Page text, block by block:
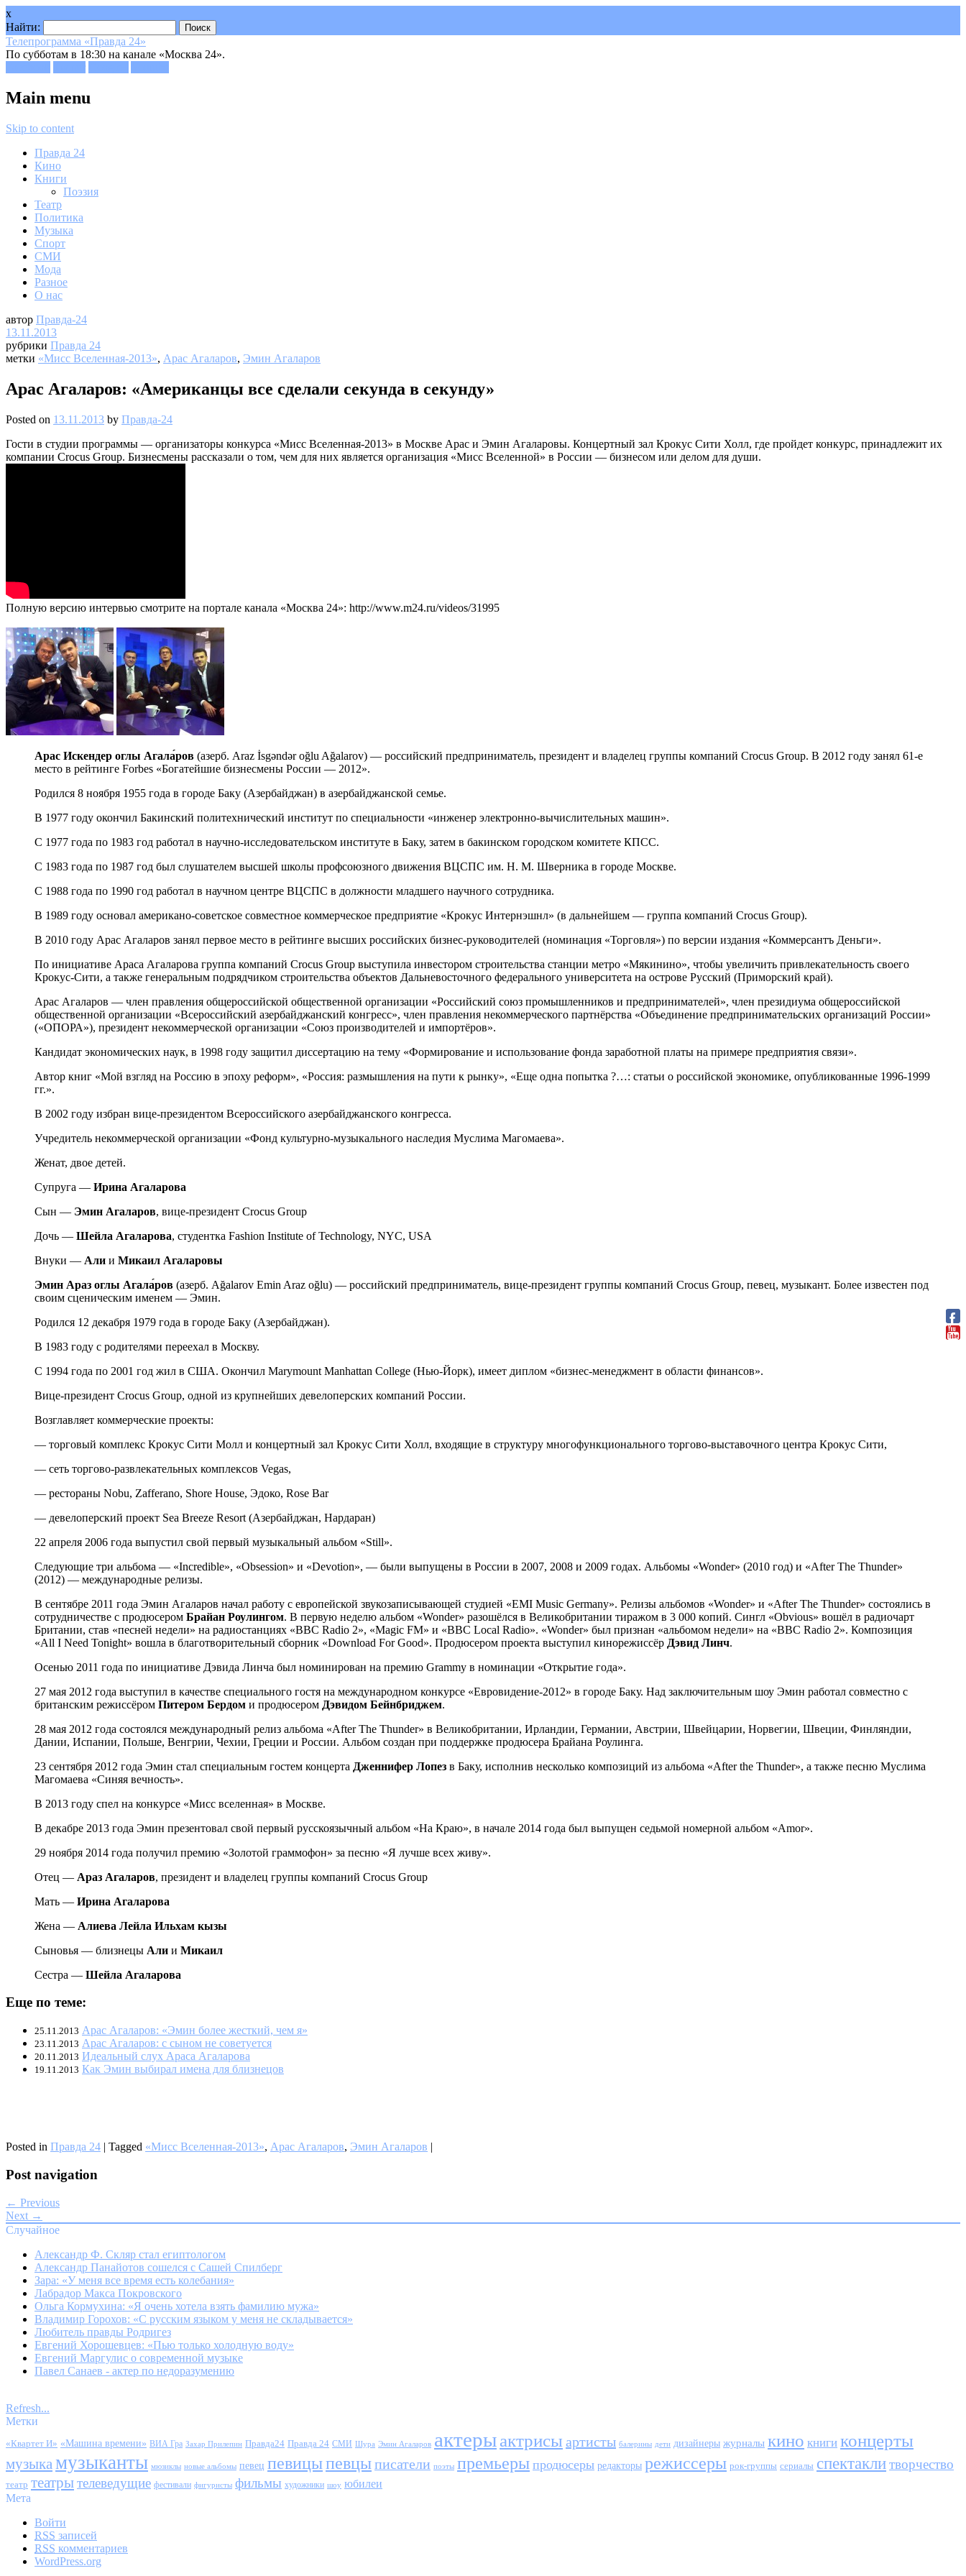
x
Найти:
Телепрограмма «Правда 24»
По субботам в 18:30 на канале «Москва 24».
Main menu
Skip to content
Правда 24
Кино
Книги
Поэзия
Театр
Политика
Музыка
Спорт
СМИ
Мода
Разное
О нас
автор Правда-24
13.11.2013
рубрики Правда 24
метки «Мисс Вселенная-2013», Арас Агаларов, Эмин Агаларов
Арас Агаларов: «Американцы все сделали секунда в секунду»
Posted on 13.11.2013 by Правда-24
Гости в студии программы — организаторы конкурса «Мисс Вселенная-2013» в Москве Арас и Эмин Агаларовы. Концертный зал Крокус Сити Холл, где пройдет конкурс, принадлежит их
компании Crocus Group. Бизнесмены рассказали о том, чем для них является организация «Мисс Вселенной» в России — бизнесом или делом для души.
Полную версию интервью смотрите на портале канала «Москва 24»: http://www.m24.ru/videos/31995
Арас Искендер оглы Агала́ров (азерб. Araz İsgəndər oğlu Ağalarov) — российский предприниматель, президент и владелец группы компаний Crocus Group. В 2012 году занял 61-е
место в рейтинге Forbes «Богатейшие бизнесмены России — 2012».
Родился 8 ноября 1955 года в городе Баку (Азербайджан) в азербайджанской семье.
В 1977 году окончил Бакинский политехнический институт по специальности «инженер электронно-вычислительных машин».
С 1977 года по 1983 год работал в научно-исследовательском институте в Баку, затем в бакинском городском комитете КПСС.
С 1983 года по 1987 год был слушателем высшей школы профсоюзного движения ВЦСПС им. Н. М. Шверника в городе Москве.
С 1988 года по 1990 год работал в научном центре ВЦСПС в должности младшего научного сотрудника.
В 1989 году основал американо-советское совместное коммерческое предприятие «Крокус Интернэшнл» (в дальнейшем ― группа компаний Crocus Group).
В 2010 году Арас Агаларов занял первое место в рейтинге высших российских бизнес-руководителей (номинация «Торговля») по версии издания «Коммерсантъ Деньги».
По инициативе Араса Агаларова группа компаний Crocus Group выступила инвестором строительства станции метро «Мякинино», чтобы увеличить привлекательность своего
Крокус-Сити, а также генеральным подрядчиком строительства объектов Дальневосточного федерального университета на острове Русский (Приморский край).
Арас Агаларов ― член правления общероссийской общественной организации «Российский союз промышленников и предпринимателей», член президиума общероссийской
общественной организации «Всероссийский азербайджанский конгресс», член правления некоммерческого партнёрства «Объединение предпринимательских организаций России»
(«ОПОРА»), президент некоммерческой организации «Союз производителей и импортёров».
Кандидат экономических наук, в 1998 году защитил диссертацию на тему «Формирование и использование фонда заработной платы на примере предприятия связи».
Автор книг «Мой взгляд на Россию в эпоху реформ», «Россия: размышления на пути к рынку», «Еще одна попытка ?…: статьи о российской экономике, опубликованные 1996-1999
гг.».
В 2002 году избран вице-президентом Всероссийского азербайджанского конгресса.
Учредитель некоммерческой организации «Фонд культурно-музыкального наследия Муслима Магомаева».
Женат, двое детей.
Супруга ― Ирина Агаларова
Сын ― Эмин Агаларов, вице-президент Crocus Group
Дочь ― Шейла Агаларова, студентка Fashion Institute of Technology, NYC, USA
Внуки ― Али и Микаил Агаларовы
Эмин Араз оглы Агала́ров (азерб. Ağalarov Emin Araz oğlu) — российский предприниматель, вице-президент группы компаний Crocus Group, певец, музыкант. Более известен под
своим сценическим именем — Эмин.
Родился 12 декабря 1979 года в городе Баку (Азербайджан).
В 1983 году с родителями переехал в Москву.
С 1994 года по 2001 год жил в США. Окончил Marymount Manhattan College (Нью-Йорк), имеет диплом «бизнес-менеджмент в области финансов».
Вице-президент Crocus Group, одной из крупнейших девелоперских компаний России.
Возглавляет коммерческие проекты:
— торговый комплекс Крокус Сити Молл и концертный зал Крокус Сити Холл, входящие в структуру многофункционального торгово-выставочного центра Крокус Сити,
— сеть торгово-развлекательных комплексов Vegas,
— рестораны Nobu, Zafferano, Shore House, Эдоко, Rose Bar
— девелоперский проект Sea Breeze Resort (Азербайджан, Нардаран)
22 апреля 2006 года выпустил свой первый музыкальный альбом «Still».
Следующие три альбома ― «Incredible», «Obsession» и «Devotion», ― были выпущены в России в 2007, 2008 и 2009 годах. Альбомы «Wonder» (2010 год) и «After The Thunder»
(2012) ― международные релизы.
В сентябре 2011 года Эмин Агаларов начал работу с европейской звукозаписывающей студией «EMI Music Germany». Релизы альбомов «Wonder» и «After The Thunder» состоялись в
сотрудничестве с продюсером Брайан Роулингом. В первую неделю альбом «Wonder» разошёлся в Великобритании тиражом в 3 000 копий. Сингл «Obvious» вошёл в радиочарт
Британии, став «песней недели» на радиостанциях «BBC Radio 2», «Magic FM» и «BBC Local Radio». «Wonder» был признан «альбомом недели» на «BBC Radio 2». Композиция
«All I Need Tonight» вошла в благотворительный сборник «Download For Good». Продюсером проекта выступил кинорежиссёр Дэвид Линч.
Осенью 2011 года по инициативе Дэвида Линча был номинирован на премию Grammy в номинации «Открытие года».
27 мая 2012 года выступил в качестве специального гостя на международном конкурсе «Евровидение-2012» в городе Баку. Над заключительным шоу Эмин работал совместно с
британским режиссёром Питером Бердом и продюсером Дэвидом Бейнбриджем.
28 мая 2012 года состоялся международный релиз альбома «After The Thunder» в Великобритании, Ирландии, Германии, Австрии, Швейцарии, Норвегии, Швеции, Финляндии,
Дании, Испании, Польше, Венгрии, Чехии, Греции и России. Альбом создан при поддержке продюсера Брайана Роулинга.
23 сентября 2012 года Эмин стал специальным гостем концерта Дженнифер Лопез в Баку, исполнив несколько композиций из альбома «After the Thunder», а также песню Муслима
Магомаева «Синяя вечность».
В 2013 году спел на конкурсе «Мисс вселенная» в Москве.
В декабре 2013 года Эмин презентовал свой первый русскоязычный альбом «На Краю», в начале 2014 года был выпущен седьмой номерной альбом «Amor».
29 ноября 2014 года получил премию «Золотой граммофон» за песню «Я лучше всех живу».
Отец — Араз Агаларов, президент и владелец группы компаний Crocus Group
Мать — Ирина Агаларова
Жена — Алиева Лейла Ильхам кызы
Сыновья — близнецы Али и Микаил
Сестра — Шейла Агаларова
Еще по теме:
25.11.2013 Арас Агаларов: «Эмин более жесткий, чем я»
23.11.2013 Арас Агаларов: с сыном не советуется
20.11.2013 Идеальный слух Араса Агаларова
19.11.2013 Как Эмин выбирал имена для близнецов
Posted in Правда 24 | Tagged «Мисс Вселенная-2013», Арас Агаларов, Эмин Агаларов |
Post navigation
← Previous
Next →
Случайное
Александр Ф. Скляр стал египтологом
Александр Панайотов сошелся с Сашей Спилберг
Зара: «У меня все время есть колебания»
Лабрадор Макса Покровского
Ольга Кормухина: «Я очень хотела взять фамилию мужа»
Владимир Горохов: «С русским языком у меня не складывается»
Любитель правды Родригез
Евгений Хорошевцев: «Пью только холодную воду»
Евгений Маргулис о современной музыке
Павел Санаев - актер по недоразумению
Refresh...
Метки
«Квартет И» «Машина времени» ВИА Гра Захар Прилепин Правда24 Правда 24 СМИ Шура Эмин Агаларов актерыактрисы артисты балерины дети дизайнеры журналы кино книги концерты
музыка музыканты мюзиклы новые альбомы певец певицыпевцыписатели поэты премьеры продюсеры редакторы режиссеры рок-группы сериалы спектаклитворчество
театр театрытелеведущие фестивали фигуристы фильмы художники шоу юбилеи
Мета
Войти
RSS записей
RSS комментариев
WordPress.org